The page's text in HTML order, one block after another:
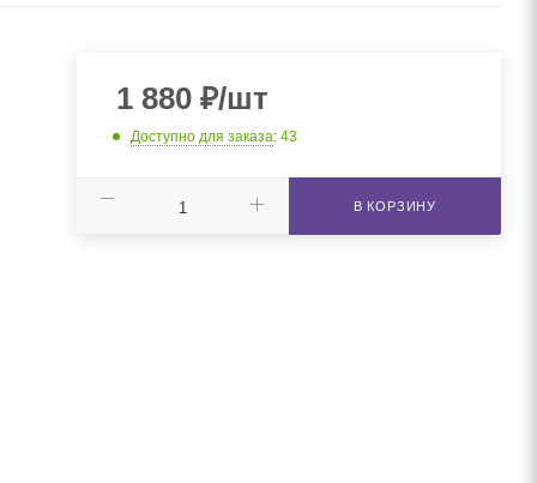
1 880₽/шт
Доступно для заказа: 43
В КОРЗИНУ